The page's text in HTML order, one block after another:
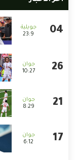
23:9
10:27
8:29
6:12